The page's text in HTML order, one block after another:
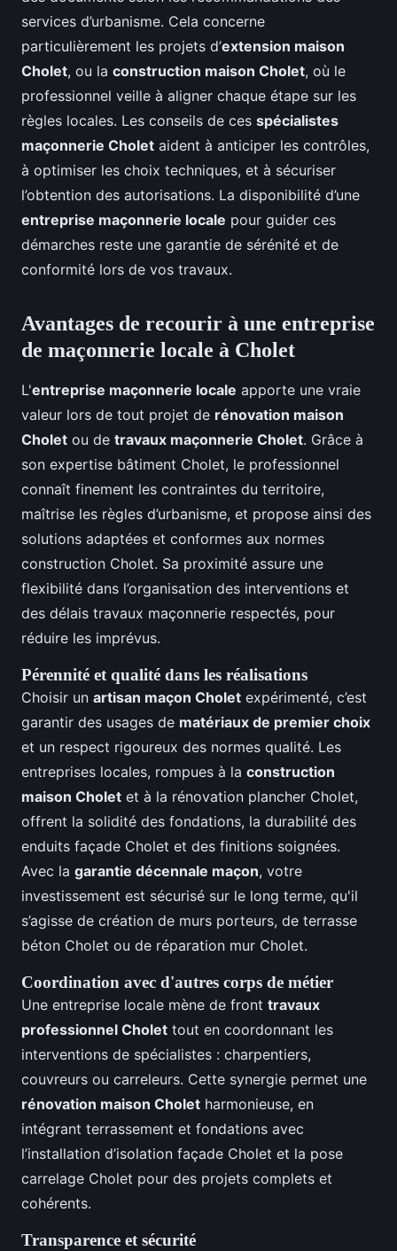
services d’urbanisme. Cela concerne
particulièrement les projets d’extension maison
Cholet, ou la construction maison Cholet, où le
professionnel veille à aligner chaque étape sur les
règles locales. Les conseils de ces spécialistes
maçonnerie Cholet aident à anticiper les contrôles,
à optimiser les choix techniques, et à sécuriser
l’obtention des autorisations. La disponibilité d’une
entreprise maçonnerie locale pour guider ces
démarches reste une garantie de sérénité et de
conformité lors de vos travaux.
Avantages de recourir à une entreprise
de maçonnerie locale à Cholet
L'entreprise maçonnerie locale apporte une vraie
valeur lors de tout projet de rénovation maison
Cholet ou de travaux maçonnerie Cholet. Grâce à
son expertise bâtiment Cholet, le professionnel
connaît finement les contraintes du territoire,
maîtrise les règles d’urbanisme, et propose ainsi des
solutions adaptées et conformes aux normes
construction Cholet. Sa proximité assure une
flexibilité dans l’organisation des interventions et
des délais travaux maçonnerie respectés, pour
réduire les imprévus.
Pérennité et qualité dans les réalisations
Choisir un artisan maçon Cholet expérimenté, c’est
garantir des usages de matériaux de premier choix
et un respect rigoureux des normes qualité. Les
entreprises locales, rompues à la construction
maison Cholet et à la rénovation plancher Cholet,
offrent la solidité des fondations, la durabilité des
enduits façade Cholet et des finitions soignées.
Avec la garantie décennale maçon, votre
investissement est sécurisé sur le long terme, qu'il
s’agisse de création de murs porteurs, de terrasse
béton Cholet ou de réparation mur Cholet.
Coordination avec d'autres corps de métier
Une entreprise locale mène de front travaux
professionnel Cholet tout en coordonnant les
interventions de spécialistes : charpentiers,
couvreurs ou carreleurs. Cette synergie permet une
rénovation maison Cholet harmonieuse, en
intégrant terrassement et fondations avec
l’installation d’isolation façade Cholet et la pose
carrelage Cholet pour des projets complets et
cohérents.
Transparence et sécurité